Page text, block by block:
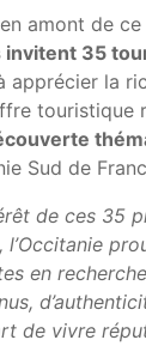
amont de
invitent 35
apprécier la
touristique
Sud de
de ces 35
l’Occitanie
en
de vivre